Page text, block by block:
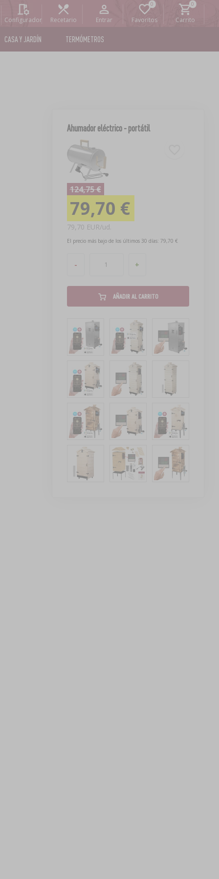
Configurador Recetario Entrar Favoritos Carrito
CASA Y JARDÍN TERMÓMETROS
Ahumador eléctrico - portátil
124,75 €
79,70 €
79,70 EUR/ud.
El precio más bajo de los últimos 30 días: 79,70 €
- +
AÑADIR AL CARRITO